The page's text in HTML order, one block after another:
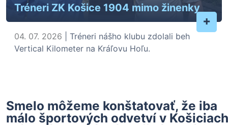
Tréneri ZK Košice 1904 mimo žinenky
+
04. 07. 2026 | Tréneri nášho klubu zdolali beh
Vertical Kilometer na Kráľovu Hoľu.
Smelo môžeme konštatovať, že iba
málo športových odvetví v Košiciach